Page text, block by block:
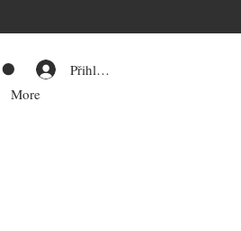
Přihlásit se
More